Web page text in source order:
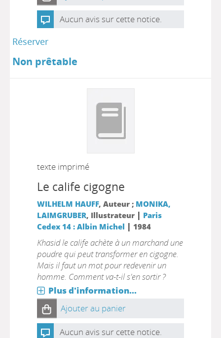
Aucun avis sur cette notice.
Réserver
Non prêtable
texte imprimé
Le calife cigogne
WILHELM HAUFF, Auteur ; MONIKA,
LAIMGRUBER, Illustrateur | Paris
Cedex 14 : Albin Michel | 1984
Khasid le calife achète à un marchand une
poudre qui peut transformer en cigogne.
Mais il faut un mot pour redevenir un
homme. Comment va-t-il s'en sortir ?
Plus d'information...
Ajouter au panier
Aucun avis sur cette notice.